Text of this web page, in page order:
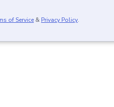
of Service & Privacy Policy.